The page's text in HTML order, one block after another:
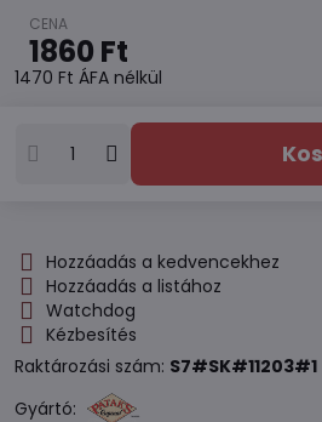
1860 Ft
1470 Ft ÁFA nélkül
Hozzáadás a kedvencekhez
Hozzáadás a listához
Watchdog
Kézbesítés
Raktározási szám: S7#SK#11203#1
Gyártó: